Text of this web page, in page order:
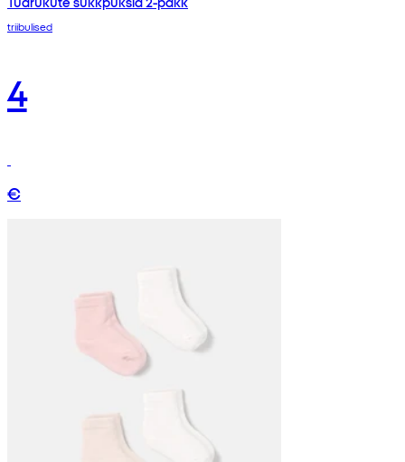
triibulised
4
€